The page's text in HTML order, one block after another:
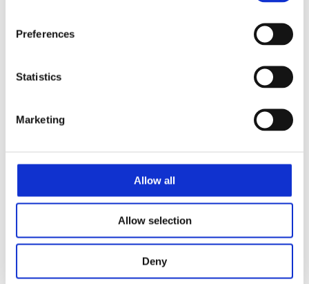
Preferences
Statistics
Marketing
Allow all
Allow selection
Deny
HBO werk- en denkniveau richting Bouwkunde, Civiele
Ervaring binnen calculatie, werkvoorbereiding of
Ervaring met het aansturen van teams of afdelingen
Sterke communicatieve vaardigheden en natuurlijk
Ervaring binnen bouw, infra of technische
projectomgevingen
Wat bieden wij?